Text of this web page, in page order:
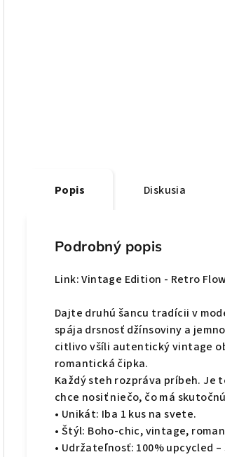
Popis Diskusia
Podrobný popis
Link: Vintage Edition - Retro
Dajte druhú šancu tradícii v
spája drsnosť džínsoviny a
citlivo všíli autentický vintage
romantická čipka.
Každý steh rozpráva príbeh. Je
chce nosiť niečo, čo má
• Unikát: Iba 1 kus na svete.
• Štýl: Boho-chic, vintage,
• Udržateľnosť: 100% upcycled